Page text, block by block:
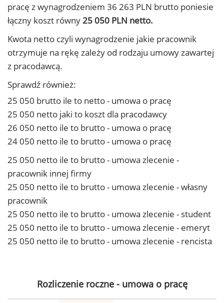
pracę z wynagrodzeniem 36 263 PLN brutto poniesie
łączny koszt równy25 050 PLN netto.
Kwota netto czyli wynagrodzenie jakie pracownik
otrzymuje na rękę zależy od rodzaju umowy zawartej
z pracodawcą.
Sprawdź również:
25 050 brutto ile to netto - umowa o pracę
25 050 netto jaki to koszt dla pracodawcy
26 050 netto ile to brutto - umowa o pracę
24 050 netto ile to brutto - umowa o pracę
25 050 netto ile to brutto - umowa zlecenie -
pracownik innej firmy
25 050 netto ile to brutto - umowa zlecenie - własny
pracownik
25 050 netto ile to brutto - umowa zlecenie - student
25 050 netto ile to brutto - umowa zlecenie - emeryt
25 050 netto ile to brutto - umowa zlecenie - rencista
Rozliczenie roczne - umowa o pracę